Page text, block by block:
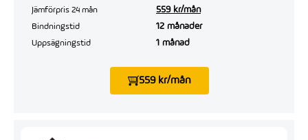
Jämförpris 24 mån 559 kr/mån
Bindningstid 12 månader
Uppsägningstid 1 månad
559 kr/mån